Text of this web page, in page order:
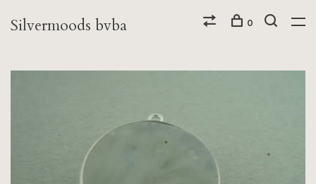
Silvermoods bvba 0